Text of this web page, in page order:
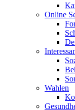
Online
Wahlen